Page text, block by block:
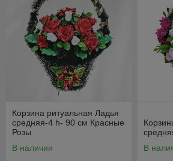
Корзина ритуальная Ладья
средняя-4 h- 90 см Красные
Розы
В наличии
В